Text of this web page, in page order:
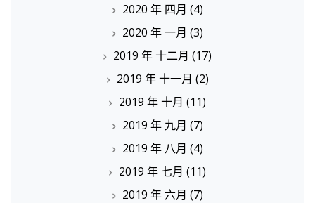
2020 年 四月 (4)
2020 年 一月 (3)
2019 年 十二月 (17)
2019 年 十一月 (2)
2019 年 十月 (11)
2019 年 九月 (7)
2019 年 八月 (4)
2019 年 七月 (11)
2019 年 六月 (7)